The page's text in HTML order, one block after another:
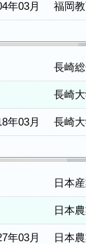
年03月 福岡
長崎
長崎
年03月 長崎
日本
日本
年03月 日本